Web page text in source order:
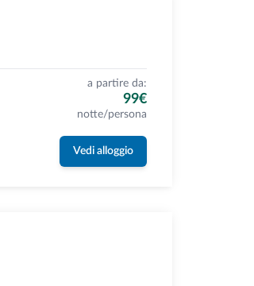
a partire da:
99€
notte/persona
Vedi alloggio